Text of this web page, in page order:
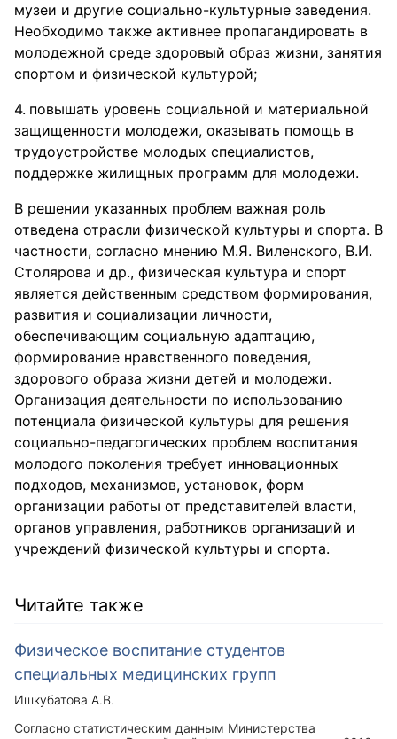
музеи и другие социально-культурные заведения.
Необходимо также активнее пропагандировать в
молодежной среде здоровый образ жизни, занятия
спортом и физической культурой;
повышать уровень социальной и материальной
защищенности молодежи, оказывать помощь в
трудоустройстве молодых специалистов,
поддержке жилищных программ для молодежи.
В решении указанных проблем важная роль
отведена отрасли физической культуры и спорта. В
частности, согласно мнению М.Я. Виленского, В.И.
Столярова и др., физическая культура и спорт
является действенным средством формирования,
развития и социализации личности,
обеспечивающим социальную адаптацию,
формирование нравственного поведения,
здорового образа жизни детей и молодежи.
Организация деятельности по использованию
потенциала физической культуры для решения
социально-педагогических проблем воспитания
молодого поколения требует инновационных
подходов, механизмов, установок, форм
организации работы от представителей власти,
органов управления, работников организаций и
учреждений физической культуры и спорта.
Читайте также
Физическое воспитание студентов
специальных медицинских групп
Ишкубатова А.В.
Согласно статистическим данным Министерства